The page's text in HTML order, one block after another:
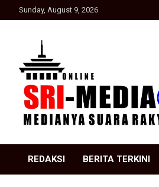
to
Sunday, August 9, 2026
SRI Media
REDAKSI BERITA TERKINI